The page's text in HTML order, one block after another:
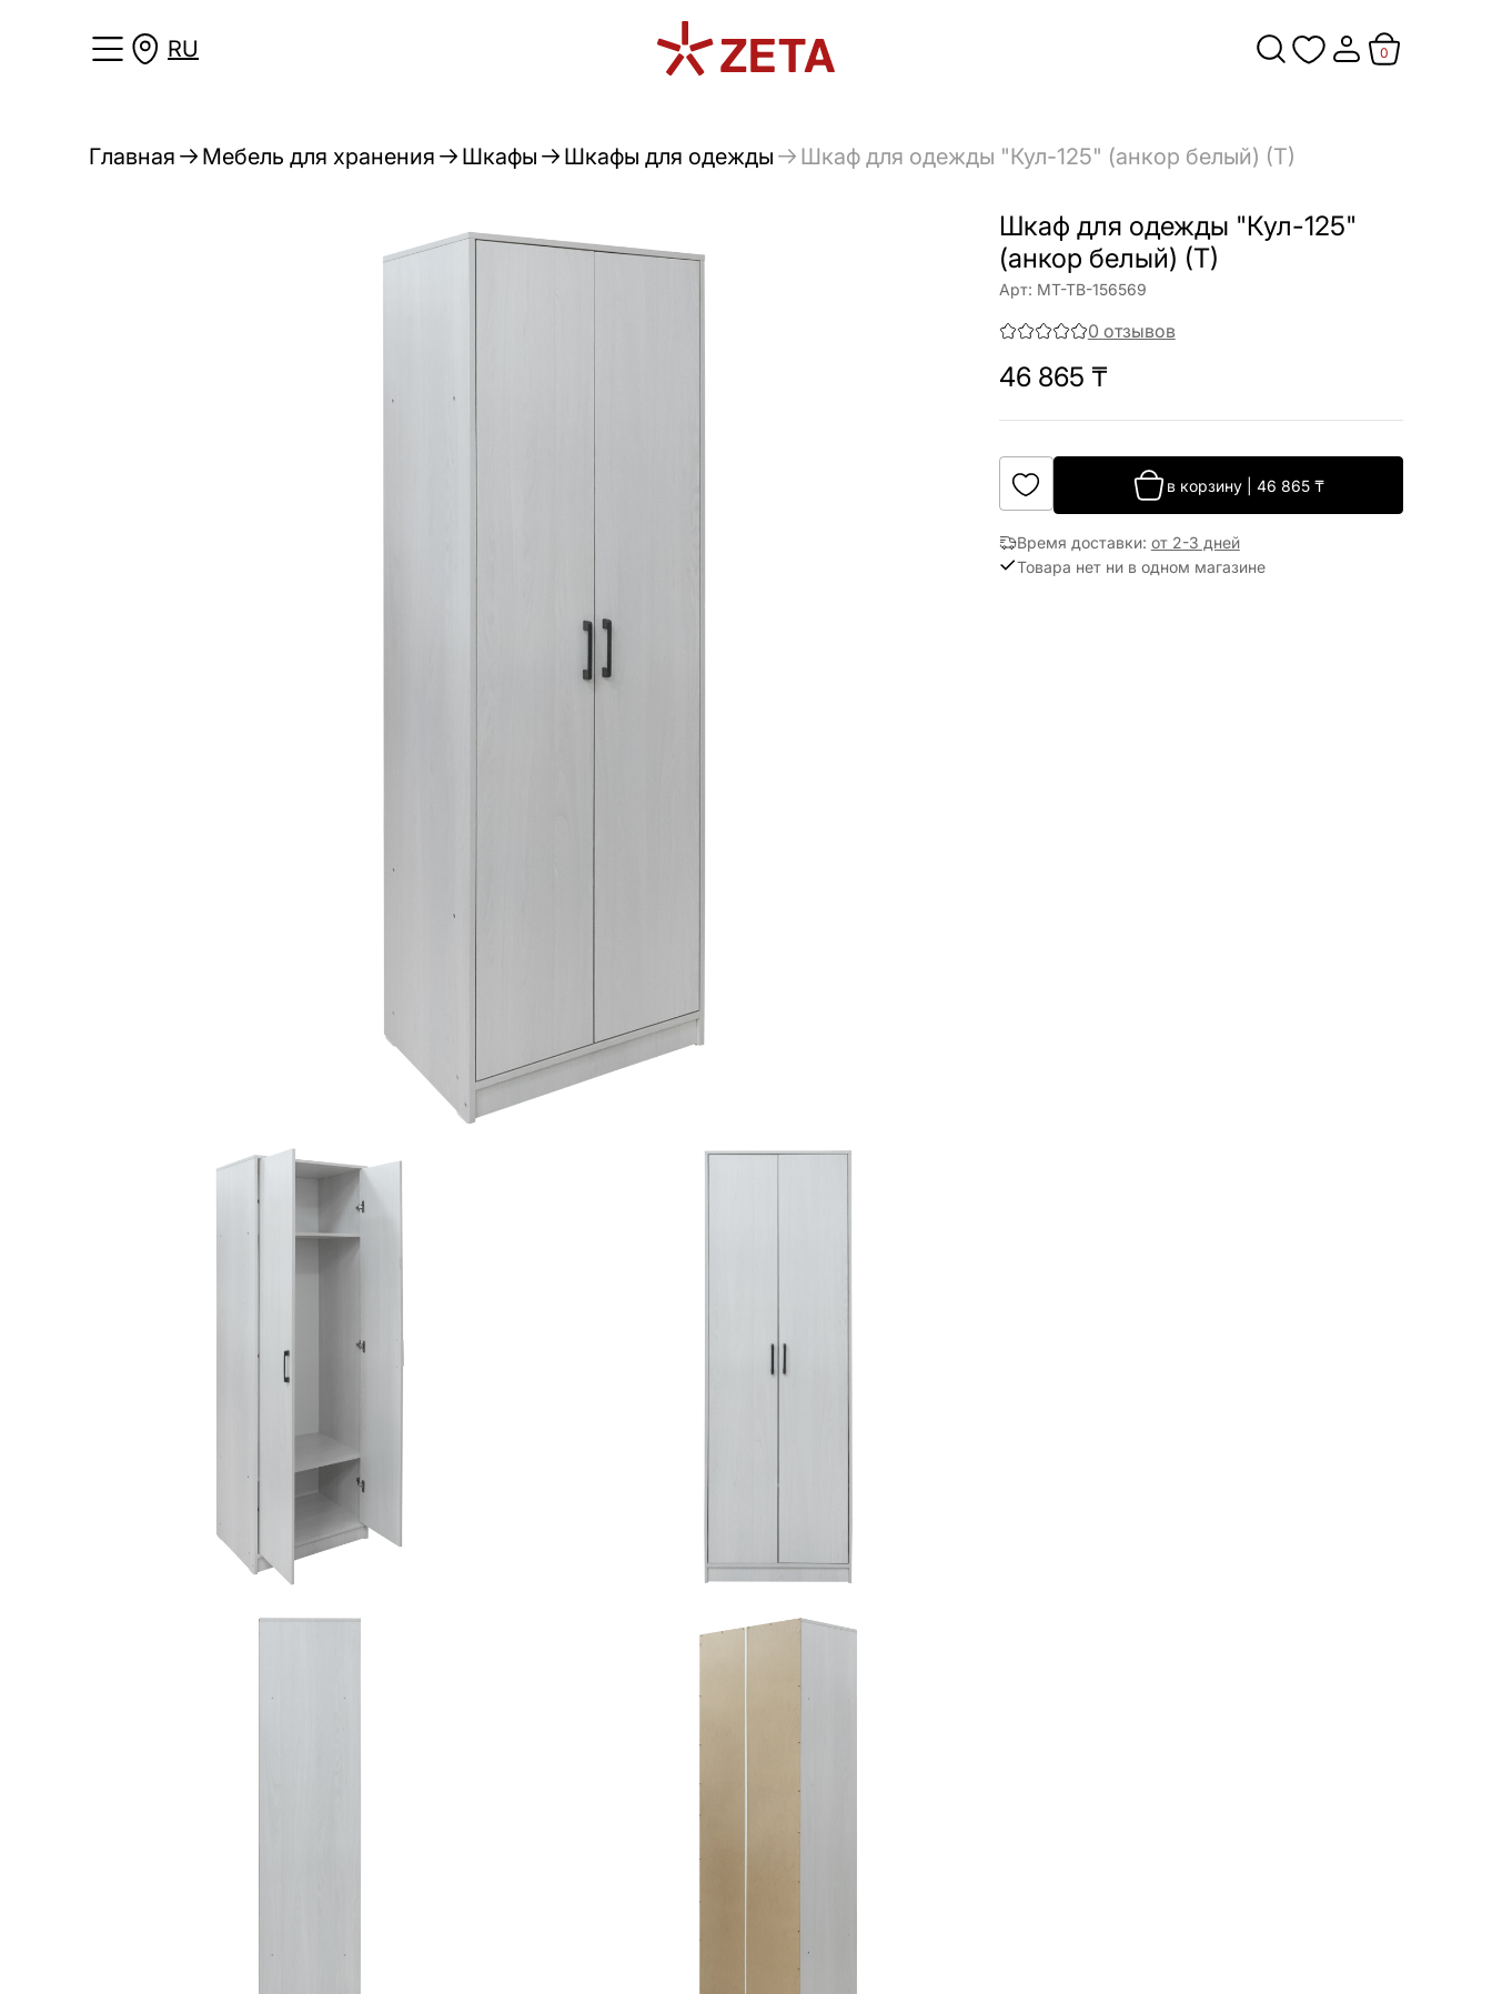
RU 0
Главная Мебель для хранения Шкафы Шкафы для одежды Шкаф для одежды "Кул-125" (анкор белый) (Т)
Шкаф для одежды "Кул-125"
(анкор белый) (Т)
Арт: МТ-ТВ-156569
0 отзывов
46 865 ₸
в корзину |46 865 ₸
Время доставки: от 2-3 дней
Товара нет ни в одном магазине